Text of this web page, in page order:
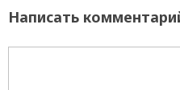
Написать